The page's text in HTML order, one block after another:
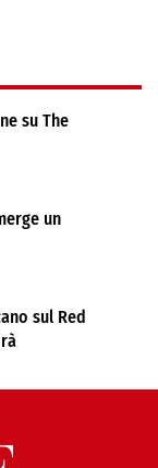
su The
un
sul Red